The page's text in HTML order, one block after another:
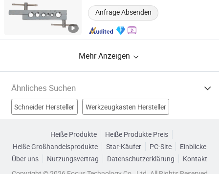
Anfrage Absenden
Mehr Anzeigen
Ähnliches Suchen
Schneider Hersteller Werkzeugkasten Hersteller
Schneidwerkzeugset Fabriken
Heiße Produkte
Heiße Produkte Preis
Heiße Großhandelsprodukte
Star-Käufer PC-Site
Einblicke
Über uns
Nutzungsvertrag Datenschutzerklärung
Kontakt